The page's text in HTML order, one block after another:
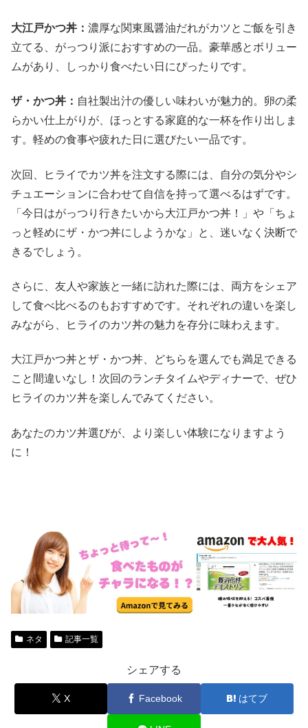
大江戸かつ丼： 濃厚な関東風醤油だれがカツとご飯を引き
立てる、がっつり派におすすめの一品。豪華感とボリュー
ムがあり、しっかり食べたい日にぴったりです。
ザ・かつ丼： 自社製出汁の優しい味わいが魅力的。卵の柔
らかい仕上がりが、ほっとする家庭的な一杯を作り出しま
す。軽めの食事や疲れた日に選びたい一品です。
次回、ヒライでカツ丼を注文する際には、自分の気分やシ
チュエーションに合わせて自信を持って選べるはずです。
「今日はがっつり行きたいから大江戸かつ丼！」や「ちょ
っと軽めにザ・かつ丼にしようかな」と、迷いなく決断で
きるでしょう。
さらに、友人や家族と一緒に訪れた際には、両方をシェア
して食べ比べるのもおすすめです。それぞれの違いを楽し
みながら、ヒライのカツ丼の魅力を存分に味わえます。
大江戸かつ丼とザ・かつ丼、どちらを選んでも満足できる
こと間違いなし！次回のランチタイムやディナーで、ぜひ
ヒライのカツ丼を楽しんでみてください。
あなたのカツ丼選びが、より楽しい体験になりますよう
に！
ネタ 記事一覧
シェアする
X Facebook はてブ